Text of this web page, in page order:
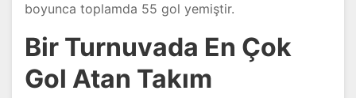
boyunca toplamda 55 gol yemiştir.
Bir Turnuvada En Çok
Gol Atan Takım